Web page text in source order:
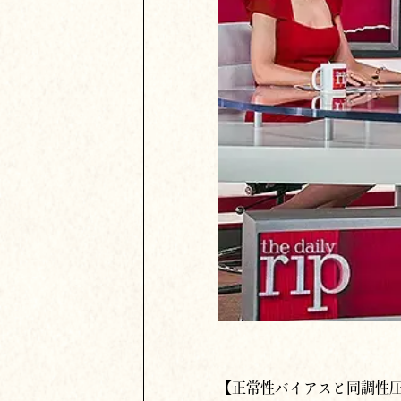
【正常性バイアスと同調性